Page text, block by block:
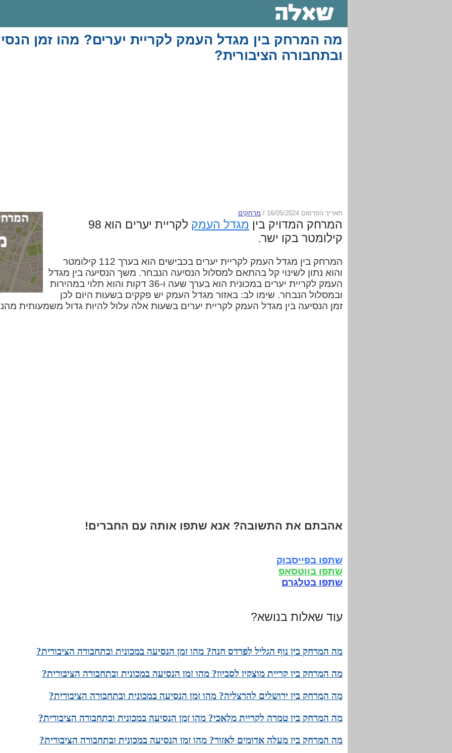
מה המרחק בין מגדל העמק לקריית יערים? מהו זמן
ובתחבורה הציבורית?
תאריך הפרסום 16/05/2024 / מרחקים
המרחק המדויק בין מגדל העמק
לקריית יערים הוא 98
קילומטר בקו ישר.
המרחק בין מגדל העמק לקריית יערים בכבישים הוא בערך 112 קילומטר
והוא נתון לשינוי קל בהתאם למסלול הנסיעה הנבחר. משך הנסיעה בין מגדל
העמק לקריית יערים במכונית הוא בערך שעה ו-36 דקות והוא תלוי במהירות
ובמסלול הנבחר. שימו לב: באזור מגדל העמק יש פקקים בשעות היום לכן
זמן הנסיעה בין מגדל העמק לקריית יערים בשעות אלה עלול להיות גדול משמעותית
אהבתם את התשובה? אנא שתפו אותה עם החברים!
שתפו בפייסבוק
שתפו בווטסאפ
שתפו בטלגרם
עוד שאלות בנושא?
מה המרחק בין נוף הגליל לפרדס חנה? מהו זמן הנסיעה במכונית ובתחבורה הציבורית?
מה המרחק בין קריית מוצקין לסביון? מהו זמן הנסיעה במכונית ובתחבורה הציבורית?
מה המרחק בין ירושלים להרצליה? מהו זמן הנסיעה במכונית ובתחבורה הציבורית?
מה המרחק בין טמרה לקריית מלאכי? מהו זמן הנסיעה במכונית ובתחבורה הציבורית?
מה המרחק בין מעלה אדומים לאזור? מהו זמן הנסיעה במכונית ובתחבורה הציבורית?